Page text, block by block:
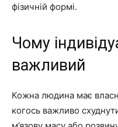
фізичній формі.
Чому
важливий
Кожна людина має
когось важливо